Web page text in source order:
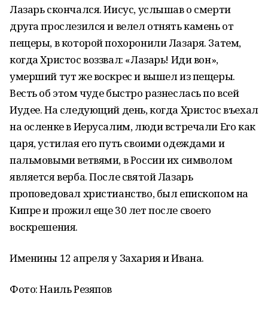
Лазарь скончался. Иисус, услышав о смерти
друга прослезился и велел отнять камень от
пещеры, в которой похоронили Лазаря. Затем,
когда Христос воззвал: «Лазарь! Иди вон»,
умерший тут же воскрес и вышел из пещеры.
Весть об этом чуде быстро разнеслась по всей
Иудее. На следующий день, когда Христос въехал
на осленке в Иерусалим, люди встречали Его как
царя, устилая его путь своими одеждами и
пальмовыми ветвями, в России их символом
является верба. После святой Лазарь
проповедовал христианство, был епископом на
Кипре и прожил еще 30 лет после своего
воскрешения.
Именины 12 апреля у Захария и Ивана.
Фото: Наиль Резяпов